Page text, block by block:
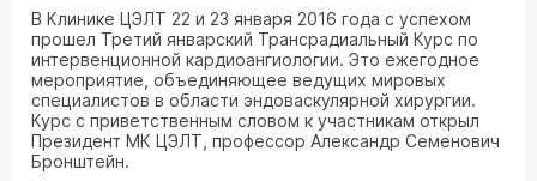
В Клинике ЦЭЛТ 22 и 23 января 2016 года с успехом
прошел Третий январский Трансрадиальный Курс по
интервенционной кардиоангиологии. Это ежегодное
мероприятие, объединяющее ведущих мировых
специалистов в области эндоваскулярной хирургии.
Курс с приветственным словом к участникам открыл
Президент МК ЦЭЛТ, профессор Александр Семенович
Бронштейн.